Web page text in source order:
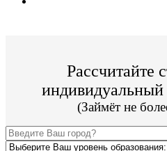
Рассчитайте
индивидуальный
(Займёт не